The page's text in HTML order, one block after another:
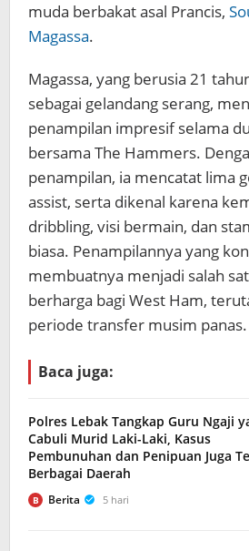
muda berbakat asal Prancis,
Magassa.
Magassa, yang berusia 21
sebagai gelandang serang,
penampilan impresif selama
bersama The Hammers.
penampilan, ia mencatat lima
assist, serta dikenal karena
dribbling, visi bermain, dan
biasa. Penampilannya yang
membuatnya menjadi salah
berharga bagi West Ham,
periode transfer musim panas.
Baca juga:
Polres Lebak Tangkap Guru Ngaji
Cabuli Murid Laki-Laki, Kasus
Pembunuhan dan Penipuan Juga
Berbagai Daerah
B Berita 5 hari